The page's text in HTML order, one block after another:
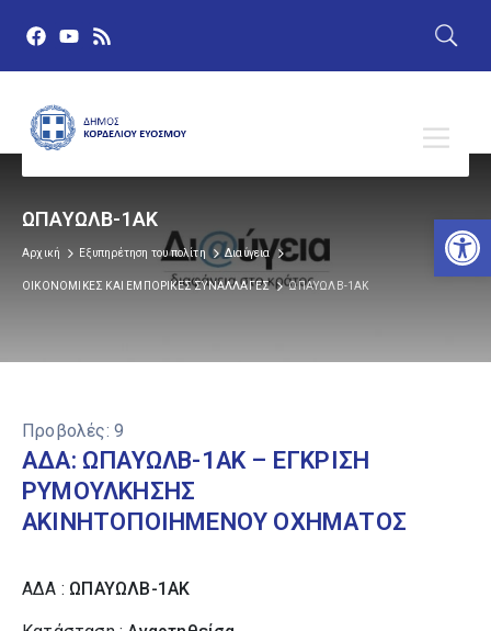
ΩΠΑΥΩΛΒ-1ΑΚ
Αρχική Εξυπηρέτηση του πολίτη Διαύγεια
ΟΙΚΟΝΟΜΙΚΕΣ ΚΑΙ ΕΜΠΟΡΙΚΕΣ ΣΥΝΑΛΛΑΓΕΣ ΩΠΑΥΩΛΒ-1ΑΚ
Προβολές: 9
ΑΔΑ: ΩΠΑΥΩΛΒ-1ΑΚ – ΕΓΚΡΙΣΗ
ΡΥΜΟΥΛΚΗΣΗΣ
ΑΚΙΝΗΤΟΠΟΙΗΜΕΝΟΥ ΟΧΗΜΑΤΟΣ
ΑΔΑ : ΩΠΑΥΩΛΒ-1ΑΚ